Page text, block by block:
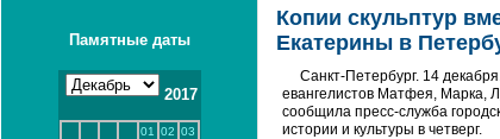
Памятные даты
2017
01 02 03
Копии скульптур
Екатерины в
Санкт-Петербург. 14
евангелистов Матфея, Марка,
сообщила пресс-служба
истории и культуры в четверг.